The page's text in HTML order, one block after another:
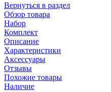
Вернуться в раздел
Обзор товара
Набор
Комплект
Описание
Характеристики
Аксессуары
Отзывы
Похожие товары
Наличие